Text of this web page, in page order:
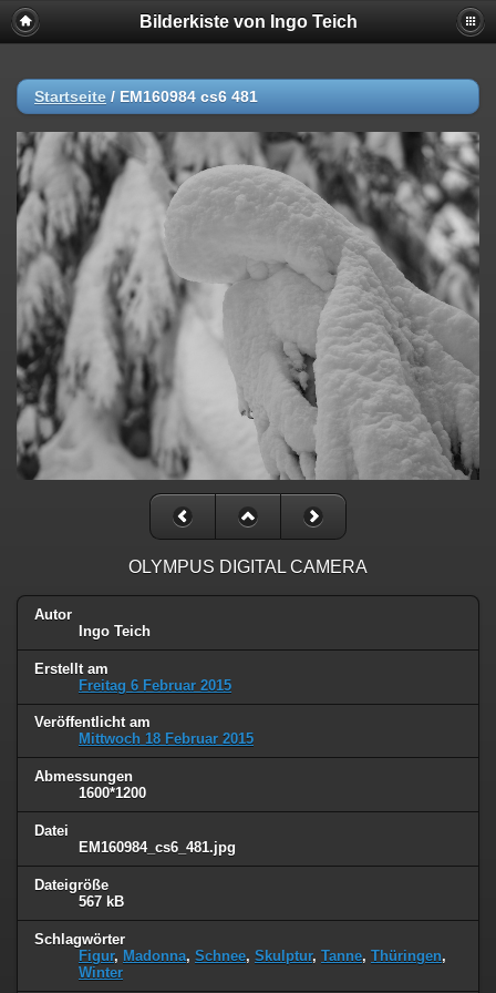
Bilderkiste von Ingo Teich
Startseite / EM160984 cs6 481
OLYMPUS DIGITAL CAMERA
Autor
Ingo Teich
Erstellt am
Freitag 6 Februar 2015
Veröffentlicht am
Mittwoch 18 Februar 2015
Abmessungen
1600*1200
Datei
EM160984_cs6_481.jpg
Dateigröße
567 kB
Schlagwörter
Figur, Madonna, Schnee, Skulptur, Tanne, Thüringen,
Winter